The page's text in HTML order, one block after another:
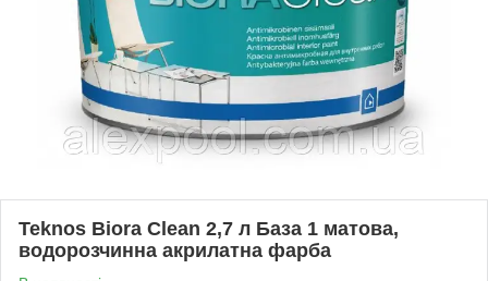
Teknos Biora Clean 2,7 л База 1 матова,
водорозчинна акрилатна фарба